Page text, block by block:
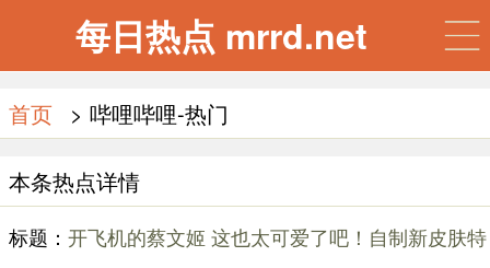
每日热点 mrrd.net
首页 > 哔哩哔哩-热门
本条热点详情
标题： 开飞机的蔡文姬 这也太可爱了吧！自制新皮肤特